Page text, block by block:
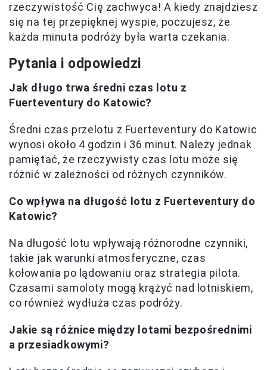
rzeczywistość Cię zachwyca! A kiedy znajdziesz
się na tej przepięknej wyspie, poczujesz, że
każda minuta podróży była warta czekania.
Pytania i odpowiedzi
Jak długo trwa średni czas lotu z
Fuerteventury do Katowic?
Średni czas przelotu z Fuerteventury do Katowic
wynosi około 4 godzin i 36 minut. Należy jednak
pamiętać, że rzeczywisty czas lotu może się
różnić w zależności od różnych czynników.
Co wpływa na długość lotu z Fuerteventury do
Katowic?
Na długość lotu wpływają różnorodne czynniki,
takie jak warunki atmosferyczne, czas
kołowania po lądowaniu oraz strategia pilota.
Czasami samoloty mogą krążyć nad lotniskiem,
co również wydłuża czas podróży.
Jakie są różnice między lotami bezpośrednimi
a przesiadkowymi?